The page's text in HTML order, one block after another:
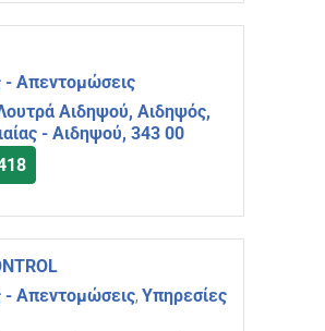
- Απεντομώσεις
Αιδηψού, Αιδηψός,
- Αιδηψού, 343 00
- Απεντομώσεις, Υπηρεσίες